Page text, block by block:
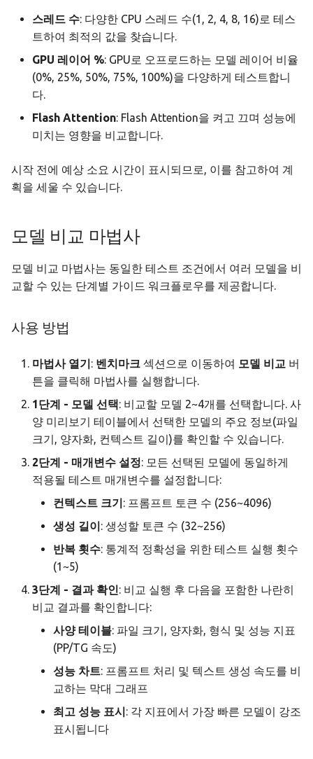
스레드 수: 다양한 CPU 스레드 수(1, 2, 4, 8, 16)로 테스
트하여 최적의 값을 찾습니다.
GPU 레이어 %: GPU로 오프로드하는 모델 레이어 비율
(0%, 25%, 50%, 75%, 100%)을 다양하게 테스트합니
다.
Flash Attention: Flash Attention을 켜고 끄며 성능에
미치는 영향을 비교합니다.
시작 전에 예상 소요 시간이 표시되므로, 이를 참고하여 계
획을 세울 수 있습니다.
모델 비교 마법사
모델 비교 마법사는 동일한 테스트 조건에서 여러 모델을 비
교할 수 있는 단계별 가이드 워크플로우를 제공합니다.
사용 방법
마법사 열기: 벤치마크 섹션으로 이동하여 모델 비교 버
튼을 클릭해 마법사를 실행합니다.
1단계 - 모델 선택: 비교할 모델 2~4개를 선택합니다. 사
양 미리보기 테이블에서 선택한 모델의 주요 정보(파일
크기, 양자화, 컨텍스트 길이)를 확인할 수 있습니다.
2단계 - 매개변수 설정: 모든 선택된 모델에 동일하게
적용될 테스트 매개변수를 설정합니다:
컨텍스트 크기: 프롬프트 토큰 수 (256~4096)
생성 길이: 생성할 토큰 수 (32~256)
반복 횟수: 통계적 정확성을 위한 테스트 실행 횟수
(1~5)
3단계 - 결과 확인: 비교 실행 후 다음을 포함한 나란히
비교 결과를 확인합니다:
사양 테이블: 파일 크기, 양자화, 형식 및 성능 지표
(PP/TG 속도)
성능 차트: 프롬프트 처리 및 텍스트 생성 속도를 비
교하는 막대 그래프
최고 성능 표시: 각 지표에서 가장 빠른 모델이 강조
표시됩니다